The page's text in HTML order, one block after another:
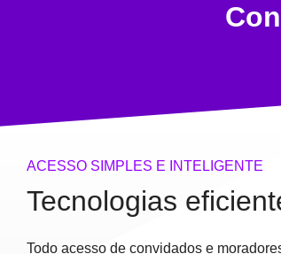
ACESSO SIMPLES E INTELIGENTE
Tecnologias
Todo acesso de convidados e